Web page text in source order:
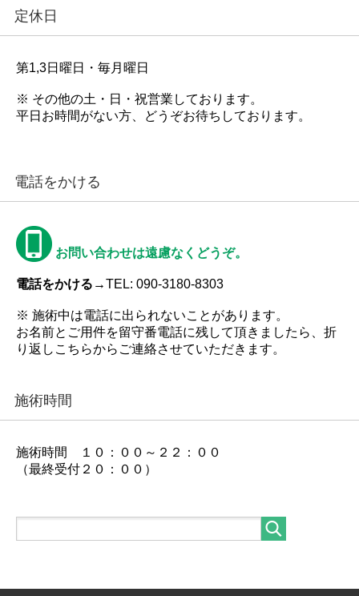
定休日
第1,3日曜日・毎月曜日
※ その他の土・日・祝営業しております。
平日お時間がない方、どうぞお待ちしております。
電話をかける
お問い合わせは遠慮なくどうぞ。
電話をかける→TEL: 090-3180-8303
※ 施術中は電話に出られないことがあります。
お名前とご用件を留守番電話に残して頂きましたら、折
り返しこちらからご連絡させていただきます。
施術時間
施術時間 １０：００～２２：００
（最終受付２０：００）